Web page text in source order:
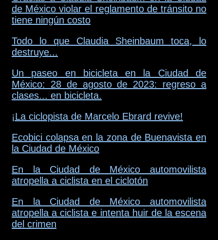
de México violar el reglamento de tránsito no
tiene ningún costo
Todo lo que Claudia Sheinbaum toca, lo
destruye...
Un paseo en bicicleta en la Ciudad de
México: 28 de agosto de 2023: regreso a
clases... en bicicleta.
¡La ciclopista de Marcelo Ebrard revive!
Ecobici colapsa en la zona de Buenavista en
la Ciudad de México
En la Ciudad de México automovilista
atropella a ciclista en el ciclotón
En la Ciudad de México automovilista
atropella a ciclista e intenta huir de la escena
del crimen